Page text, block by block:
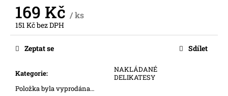
169 Kč / ks
151 Kč bez DPH
Měrná
Kategorie:
NAKLÁDANÉ
DELIKATESY
Položka byla vyprodána…
Zeptat se Sdílet
D
o
p
u
č